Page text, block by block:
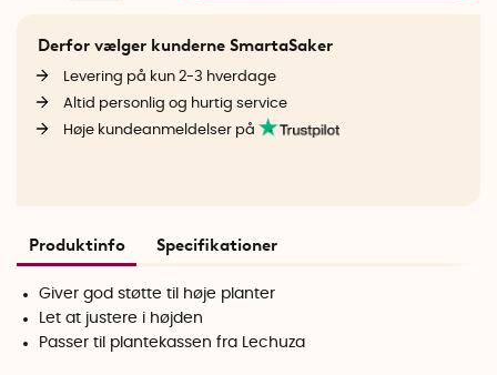
Derfor vælger kunderne SmartaSaker
Levering på kun 2-3 hverdage
Altid personlig og hurtig service
Høje kundeanmeldelser på
Produktinfo Specifikationer
Giver god støtte til høje planter
Let at justere i højden
Passer til plantekassen fra Lechuza